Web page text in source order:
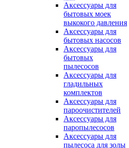
Аксессуары для
бытовых моек
выкокого давления
Аксессуары для
бытовых насосов
Аксессуары для
бытовых
пылесосов
Аксессуары для
гладильных
комплектов
Аксессуары для
пароочистителей
Аксессуары для
паропылесосов
Аксессуары для
пылесоса для золы